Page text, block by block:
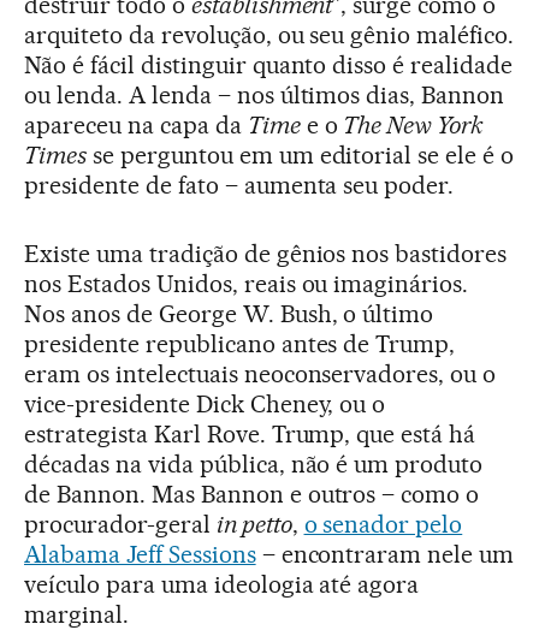
arquiteto da revolução, ou seu gênio maléfico.
Não é fácil distinguir quanto disso é realidade
ou lenda. A lenda – nos últimos dias, Bannon
apareceu na capa da Timee o The New York
Timesse perguntou em um editorial se ele é o
presidente de fato – aumenta seu poder.
Existe uma tradição de gênios nos bastidores
nos Estados Unidos, reais ou imaginários.
Nos anos de George W. Bush, o último
presidente republicano antes de Trump,
eram os intelectuais neoconservadores, ou o
vice-presidente Dick Cheney, ou o
estrategista Karl Rove. Trump, que está há
décadas na vida pública, não é um produto
de Bannon. Mas Bannon e outros – como o
procurador-geral in petto, o senador pelo
Alabama Jeff Sessions– encontraram nele um
veículo para uma ideologia até agora
marginal.